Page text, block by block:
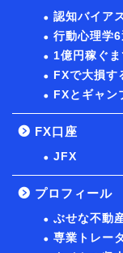
認知バイア
行動心理学6
1億円稼ぐ
FXで大損す
FXとギャン
FX口座
JFX
プロフィール
ぶせな不動
専業トレー